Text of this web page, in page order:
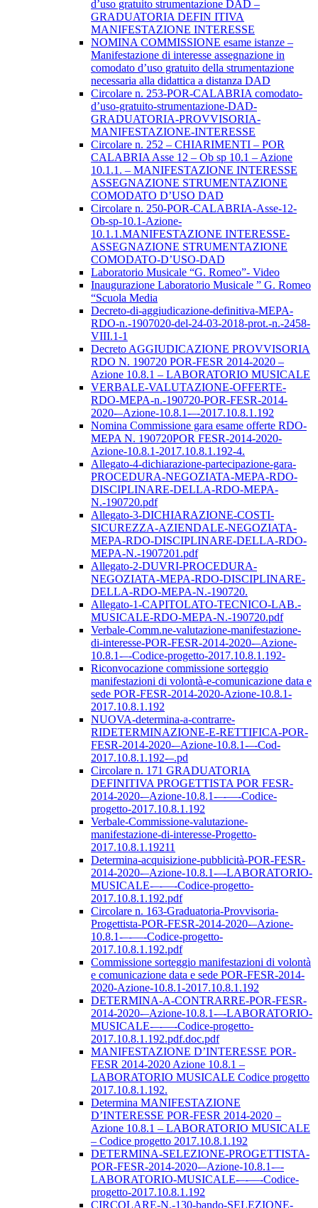
d’uso gratuito strumentazione DAD –
GRADUATORIA DEFIN ITIVA
MANIFESTAZIONE INTERESSE
NOMINA COMMISSIONE esame istanze –
Manifestazione di interesse assegnazione in
comodato d’uso gratuito della strumentazione
necessaria alla didattica a distanza DAD
Circolare n. 253-POR-CALABRIA comodato-
d’uso-gratuito-strumentazione-DAD-
GRADUATORIA-PROVVISORIA-
MANIFESTAZIONE-INTERESSE
Circolare n. 252 – CHIARIMENTI – POR
CALABRIA Asse 12 – Ob sp 10.1 – Azione
10.1.1. – MANIFESTAZIONE INTERESSE
ASSEGNAZIONE STRUMENTAZIONE
COMODATO D’USO DAD
Circolare n. 250-POR-CALABRIA-Asse-12-
Ob-sp-10.1-Azione-
10.1.1.MANIFESTAZIONE INTERESSE-
ASSEGNAZIONE STRUMENTAZIONE
COMODATO-D’USO-DAD
Laboratorio Musicale “G. Romeo”- Video
Inaugurazione Laboratorio Musicale ” G. Romeo
“Scuola Media
Decreto-di-aggiudicazione-definitiva-MEPA-
RDO-n.-1907020-del-24-03-2018-prot.-n.-2458-
VIII.1-1
Decreto AGGIUDICAZIONE PROVVISORIA
RDO N. 190720 POR-FESR 2014-2020 –
Azione 10.8.1 – LABORATORIO MUSICALE
VERBALE-VALUTAZIONE-OFFERTE-
RDO-MEPA-n.-190720-POR-FESR-2014-
2020-–Azione-10.8.1-–-2017.10.8.1.192
Nomina Commissione gara esame offerte RDO-
MEPA N. 190720POR FESR-2014-2020-
Azione-10.8.1-2017.10.8.1.192-4.
Allegato-4-dichiarazione-partecipazione-gara-
PROCEDURA-NEGOZIATA-MEPA-RDO-
DISCIPLINARE-DELLA-RDO-MEPA-
N.-190720.pdf
Allegato-3-DICHIARAZIONE-COSTI-
SICUREZZA-AZIENDALE-NEGOZIATA-
MEPA-RDO-DISCIPLINARE-DELLA-RDO-
MEPA-N.-1907201.pdf
Allegato-2-DUVRI-PROCEDURA-
NEGOZIATA-MEPA-RDO-DISCIPLINARE-
DELLA-RDO-MEPA-N.-190720.
Allegato-1-CAPITOLATO-TECNICO-LAB.-
MUSICALE-RDO-MEPA-N.-190720.pdf
Verbale-Comm.ne-valutazione-manifestazione-
di-interesse-POR-FESR-2014-2020-–Azione-
10.8.1-–-Codice-progetto-2017.10.8.1.192-
Riconvocazione commissione sorteggio
manifestazioni di volontà-e-comunicazione data e
sede POR-FESR-2014-2020-Azione-10.8.1-
2017.10.8.1.192
NUOVA-determina-a-contrarre-
RIDETERMINAZIONE-E-RETTIFICA-POR-
FESR-2014-2020-–Azione-10.8.1-–-Cod-
2017.10.8.1.192-–.pd
Circolare n. 171 GRADUATORIA
DEFINITIVA PROGETTISTA POR FESR-
2014-2020-–Azione-10.8.1-–-––-Codice-
progetto-2017.10.8.1.192
Verbale-Commissione-valutazione-
manifestazione-di-interesse-Progetto-
2017.10.8.1.19211
Determina-acquisizione-pubblicità-POR-FESR-
2014-2020-–Azione-10.8.1-–-LABORATORIO-
MUSICALE-–-––-Codice-progetto-
2017.10.8.1.192.pdf
Circolare n. 163-Graduatoria-Provvisoria-
Progettista-POR-FESR-2014-2020-–Azione-
10.8.1-–-––-Codice-progetto-
2017.10.8.1.192.pdf
Commissione sorteggio manifestazioni di volontà
e comunicazione data e sede POR-FESR-2014-
2020-Azione-10.8.1-2017.10.8.1.192
DETERMINA-A-CONTRARRE-POR-FESR-
2014-2020-–Azione-10.8.1-–-LABORATORIO-
MUSICALE-–-––-Codice-progetto-
2017.10.8.1.192.pdf.doc.pdf
MANIFESTAZIONE D’INTERESSE POR-
FESR 2014-2020 Azione 10.8.1 –
LABORATORIO MUSICALE Codice progetto
2017.10.8.1.192.
Determina MANIFESTAZIONE
D’INTERESSE POR-FESR 2014-2020 –
Azione 10.8.1 – LABORATORIO MUSICALE
– Codice progetto 2017.10.8.1.192
DETERMINA-SELEZIONE-PROGETTISTA-
POR-FESR-2014-2020-–Azione-10.8.1-–-
LABORATORIO-MUSICALE-–-––-Codice-
progetto-2017.10.8.1.192
CIRCOLARE-N.-130-bando-SELEZIONE-